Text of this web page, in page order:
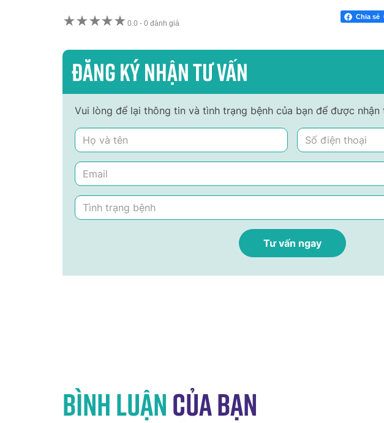
★★★★★ 0.0 -0 đánh giá
Chia sẻ
Đăng ký nhận tư vấn
Vui lòng để lại thông tin và tình trạng bệnh của bạn để được nhận
Bình luận của bạn